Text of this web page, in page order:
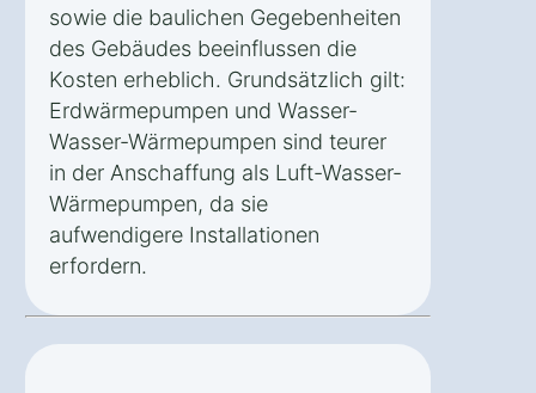
sowie die baulichen Gegebenheiten
des Gebäudes beeinflussen die
Kosten erheblich. Grundsätzlich gilt:
Erdwärmepumpen und Wasser-
Wasser-Wärmepumpen sind teurer
in der Anschaffung als Luft-Wasser-
Wärmepumpen, da sie
aufwendigere Installationen
erfordern.